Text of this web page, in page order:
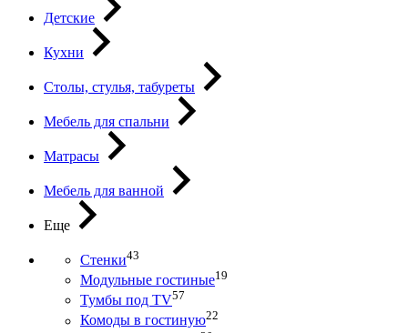
Детские
Кухни
Столы, стулья, табуреты
Мебель для спальни
Матрасы
Мебель для ванной
Еще
Стенки43
Модульные гостиные19
Тумбы под ТV57
Комоды в гостиную22